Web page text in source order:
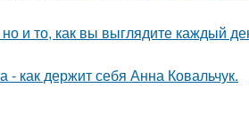
и то, как вы выглядите каждый
как держит себя Анна Ковальчук.